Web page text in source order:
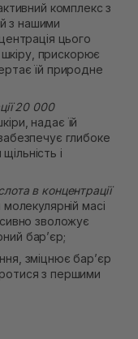
комплекс з
з нашими
цього
прискорює
їй природне
20 000
надає їй
глибоке
і
в концентрації
масі
зволожує
бар’єр;
зміцнює бар’єр
з першими